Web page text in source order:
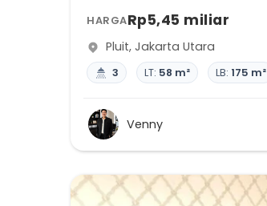
HARGARp5,45 miliar
Pluit, Jakarta Utara
3 LT: 58 m² LB: 175 m²
Venny